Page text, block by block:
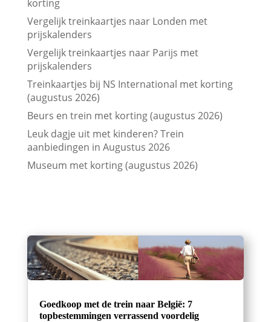
korting
Vergelijk treinkaartjes naar Londen met
prijskalenders
Vergelijk treinkaartjes naar Parijs met
prijskalenders
Treinkaartjes bij NS International met korting
(augustus 2026)
Beurs en trein met korting (augustus 2026)
Leuk dagje uit met kinderen? Trein
aanbiedingen in Augustus 2026
Museum met korting (augustus 2026)
Goedkoop met de trein naar België: 7
topbestemmingen verrassend voordelig